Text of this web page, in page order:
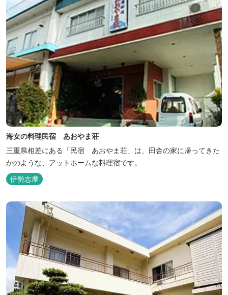
海女の料理民宿 あおやま荘
三重県相差にある「民宿 あおやま荘」は、田舎の家に帰ってきた
かのような、アットホームな料理宿です。
伊勢志摩